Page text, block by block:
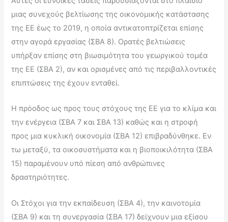
μιας συνεχούς βελτίωσης της οικονομικής κατάστασης
της ΕΕ έως το 2019, η οποία αντικατοπτρίζεται επίσης
στην αγορά εργασίας (ΣΒΑ 8). Ορατές βελτιώσεις
υπήρξαν επίσης στη βιωσιμότητα του γεωργικού τομέα
της ΕΕ (ΣΒΑ 2), αν και ορισμένες από τις περιβαλλοντικές
επιπτώσεις της έχουν ενταθεί.
Η πρόοδος ως προς τους στόχους της ΕΕ για το κλίμα και
την ενέργεια (ΣΒΑ 7 και ΣΒΑ 13) καθώς και η στροφή
προς μια κυκλική οικονομία (ΣΒΑ 12) επιβραδύνθηκε. Εν
τω μεταξύ, τα οικοσυστήματα και η βιοποικιλότητα (ΣΒΑ
15) παραμένουν υπό πίεση από ανθρώπινες
δραστηριότητες.
Οι Στόχοι για την εκπαίδευση (ΣΒΑ 4), την καινοτομία
(ΣΒΑ 9) και τη συνεργασία (ΣΒΑ 17) δείχνουν μια εξίσου